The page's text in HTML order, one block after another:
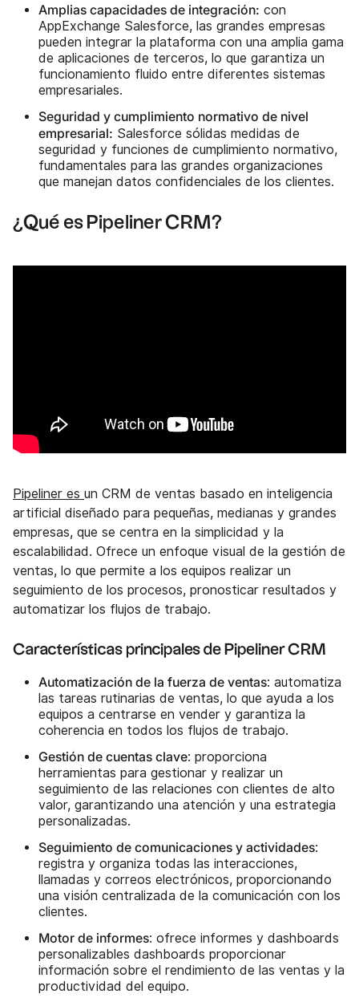
Amplias capacidades de integración: con
AppExchange Salesforce, las grandes empresas
pueden integrar la plataforma con una amplia gama
de aplicaciones de terceros, lo que garantiza un
funcionamiento fluido entre diferentes sistemas
empresariales.
Seguridad y cumplimiento normativo de nivel
empresarial: Salesforce sólidas medidas de
seguridad y funciones de cumplimiento normativo,
fundamentales para las grandes organizaciones
que manejan datos confidenciales de los clientes.
¿Qué es Pipeliner CRM?
Pipeliner es un CRM de ventas basado en inteligencia
artificial diseñado para pequeñas, medianas y grandes
empresas, que se centra en la simplicidad y la
escalabilidad. Ofrece un enfoque visual de la gestión de
ventas, lo que permite a los equipos realizar un
seguimiento de los procesos, pronosticar resultados y
automatizar los flujos de trabajo.
Características principales de Pipeliner CRM
Automatización de la fuerza de ventas: automatiza
las tareas rutinarias de ventas, lo que ayuda a los
equipos a centrarse en vender y garantiza la
coherencia en todos los flujos de trabajo.
Gestión de cuentas clave: proporciona
herramientas para gestionar y realizar un
seguimiento de las relaciones con clientes de alto
valor, garantizando una atención y una estrategia
personalizadas.
Seguimiento de comunicaciones y actividades:
registra y organiza todas las interacciones,
llamadas y correos electrónicos, proporcionando
una visión centralizada de la comunicación con los
clientes.
Motor de informes: ofrece informes y dashboards
personalizables dashboards proporcionar
información sobre el rendimiento de las ventas y la
productividad del equipo.